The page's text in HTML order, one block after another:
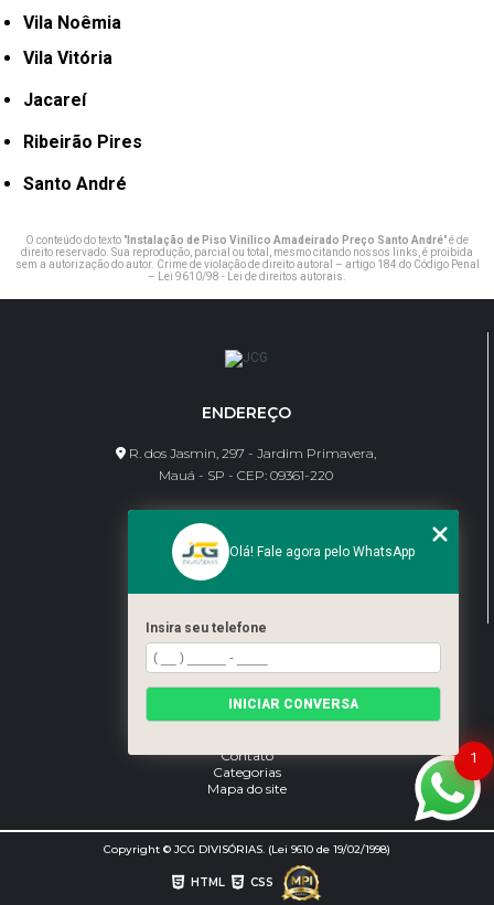
Vila Noêmia
Vila Vitória
Jacareí
Ribeirão Pires
Santo André
O conteúdo do texto " Instalação de Piso Vinílico Amadeirado Preço Santo André" é de
direito reservado. Sua reprodução, parcial ou total, mesmo citando nossos links, é proibida
sem a autorização do autor. Crime de violação de direito autoral – artigo 184 do Código Penal
– Lei 9610/98 - Lei de direitos autorais.
ENDEREÇO
R. dos Jasmin, 297 - Jardim Primavera,
Mauá - SP - CEP: 09361-220
CONTATO
(11) 95462-8630
bene@jcgdivisorias.com
Home
Sobre Nós
Serviços
Contato
Categorias
Mapa do site
Copyright © JCG DIVISÓRIAS. (Lei 9610 de 19/02/1998)
HTML CSS
1
Olá! Fale agora pelo WhatsApp
Insira seu telefone
INICIAR CONVERSA